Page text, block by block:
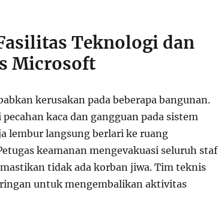
Teknologi dan
Microsoft
kerusakan pada beberapa bangunan.
kaca dan gangguan pada sistem
lembur langsung berlari ke ruang
keamanan mengevakuasi seluruh staf
tidak ada korban jiwa. Tim teknis
untuk mengembalikan aktivitas